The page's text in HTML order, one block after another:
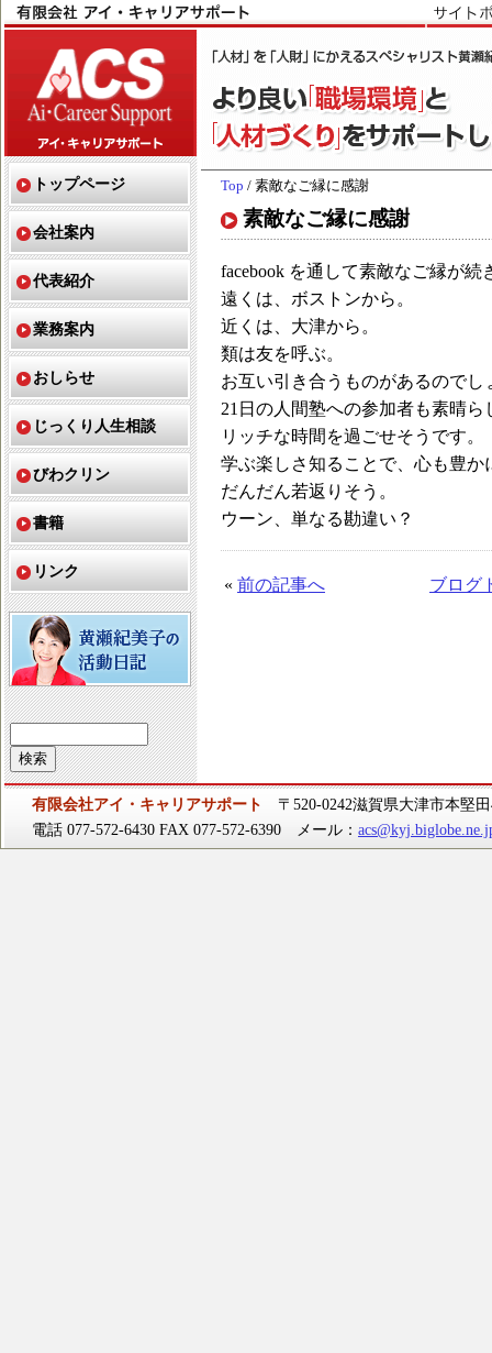
Top / 素敵なご縁に感謝
素敵なご縁に感謝
facebook を通して素敵なご縁が続
遠くは、ボストンから。
近くは、大津から。
類は友を呼ぶ。
お互い引き合うものがあるのでし
21日の人間塾への参加者も素晴
リッチな時間を過ごせそうです。
学ぶ楽しさ知ることで、心も豊か
だんだん若返りそう。
ウーン、単なる勘違い？
« 前の記事へ ブログ
トップページ
会社案内
代表紹介
業務案内
おしらせ
じっくり人生相談
びわクリン
書籍
リンク
有限会社アイ・キャリアサポート
〒520-0242滋賀県大津市本堅
電話 077-572-6430 FAX 077-572-6390 メール：